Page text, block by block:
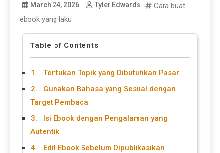
March 24, 2026 Tyler Edwards
Cara buat
ebook yang laku
Table of Contents
1. Tentukan Topik yang Dibutuhkan Pasar
2. Gunakan Bahasa yang Sesuai dengan
Target Pembaca
3. Isi Ebook dengan Pengalaman yang
Autentik
4. Edit Ebook Sebelum Dipublikasikan